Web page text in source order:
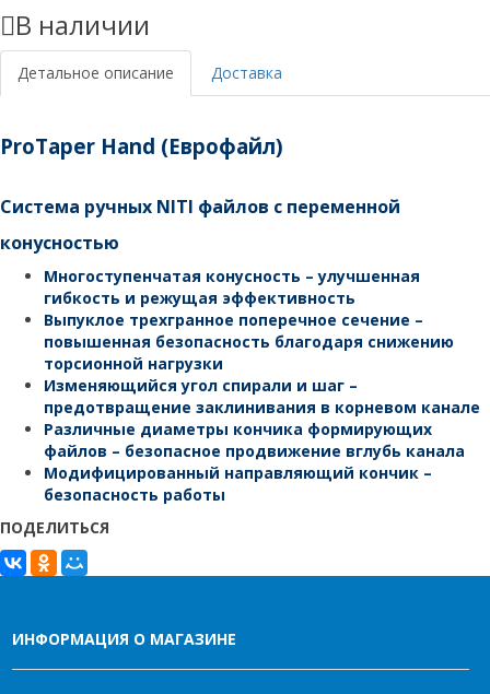
25ММ
F4
(6ШТ)
В наличии
Детальное описание Доставка
ProTaper Hand (Еврофайл)
Система ручных NITI файлов с переменной
конусностью
Многоступенчатая конусность – улучшенная
гибкость и режущая эффективность
Выпуклое трехгранное поперечное сечение –
повышенная безопасность благодаря снижению
торсионной нагрузки
Изменяющийся угол спирали и шаг –
предотвращение заклинивания в корневом канале
Различные диаметры кончика формирующих
файлов – безопасное продвижение вглубь канала
Модифицированный направляющий кончик –
безопасность работы
ПОДЕЛИТЬСЯ
ИНФОРМАЦИЯ О МАГАЗИНЕ